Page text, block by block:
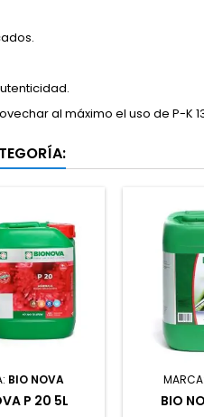
al máximo el uso de P-K
BIO NOVA
P 20 5L
MARCA:
BIO